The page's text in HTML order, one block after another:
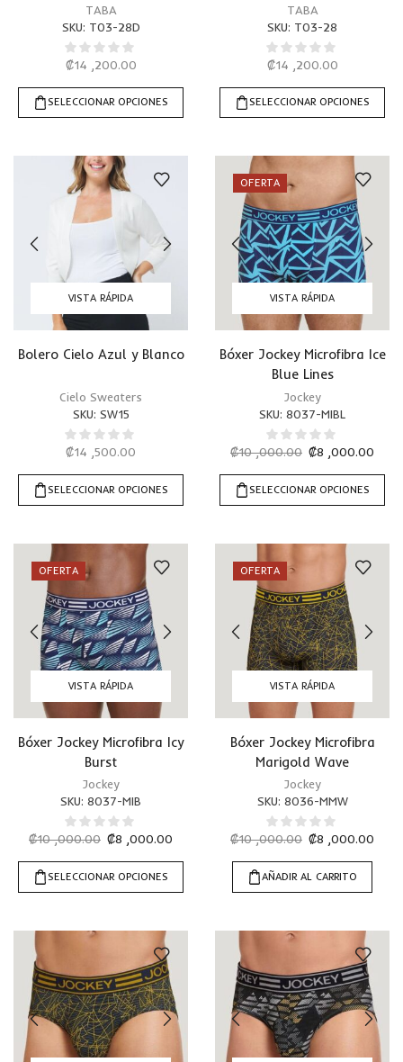
TABA
SKU: T03-28D
₡14 ,200.00
SELECCIONAR OPCIONES
TABA
SKU: T03-28
₡14 ,200.00
SELECCIONAR OPCIONES
VISTA RÁPIDA
Bolero Cielo Azul y Blanco
Cielo Sweaters
SKU: SW15
₡14 ,500.00
SELECCIONAR OPCIONES
OFERTA
VISTA RÁPIDA
Bóxer Jockey Microfibra Ice
Blue Lines
Jockey
SKU: 8037-MIBL
₡10 ,000.00 ₡8 ,000.00
SELECCIONAR OPCIONES
OFERTA
VISTA RÁPIDA
Bóxer Jockey Microfibra Icy
Burst
Jockey
SKU: 8037-MIB
₡10 ,000.00 ₡8 ,000.00
SELECCIONAR OPCIONES
OFERTA
VISTA RÁPIDA
Bóxer Jockey Microfibra
Marigold Wave
Jockey
SKU: 8036-MMW
₡10 ,000.00 ₡8 ,000.00
AÑADIR AL CARRITO